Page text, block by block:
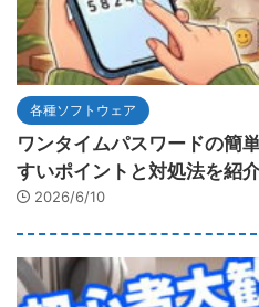
各種ソフトウェア
ワンタイムパスワードの簡
すいポイントと対処法を紹
2026/6/10